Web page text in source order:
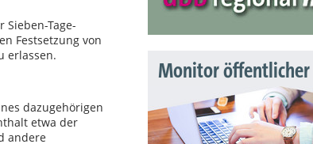
Tage-
Festsetzung von
erlassen.
dazugehörigen
etwa der
andere
Monitor öffentlicher